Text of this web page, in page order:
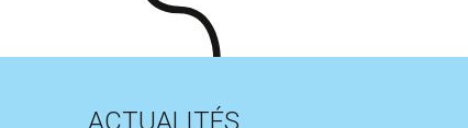
ACTUALITÉS